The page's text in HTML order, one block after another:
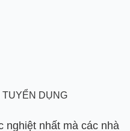
nhất mà các nhà